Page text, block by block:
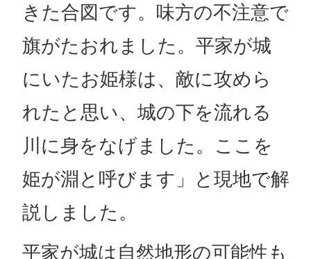
きた合図です。味方の不注意で
旗がたおれました。平家が城
にいたお姫様は、敵に攻めら
れたと思い、城の下を流れる
川に身をなげました。ここを
姫が淵と呼びます」と現地で解
説しました。
平家が城は自然地形の可能性も